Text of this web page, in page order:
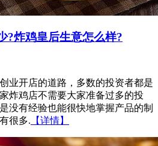
?炸鸡皇后生意怎么样?
开店的道路，多数的投资者都是
炸鸡店不需要大家准备过多的投
没有经验也能很快地掌握产品的制
很多. 【详情】